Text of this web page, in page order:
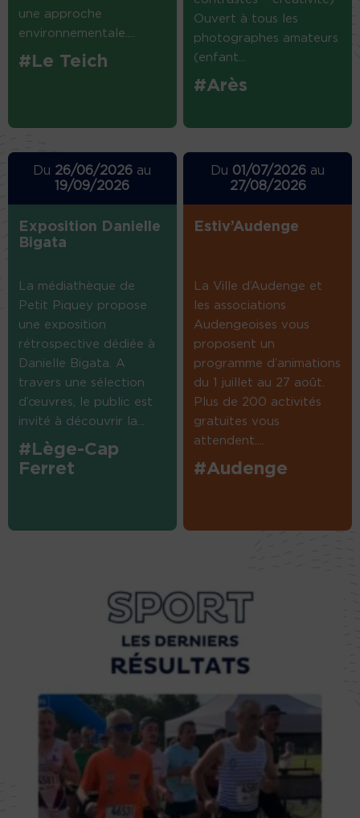
une approche
environnementale....
#Le Teich
Ouvert à tous les
photographes amateurs
(enfant...
#Arès
Du 26/06/2026 au
19/09/2026
Exposition Danielle
Bigata
La médiathèque de
Petit Piquey propose
une exposition
rétrospective dédiée à
Danielle Bigata. A
travers une sélection
d’œuvres, le public est
invité à découvrir la...
#Lège-Cap
Ferret
Du 01/07/2026 au
27/08/2026
Estiv’Audenge
La Ville d’Audenge et
les associations
Audengeoises vous
proposent un
programme d’animations
du 1 juillet au 27 août.
Plus de 200 activités
gratuites vous
attendent....
#Audenge